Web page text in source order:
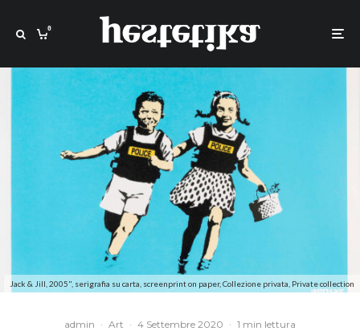
0
Jack & Jill, 2005", serigrafia su carta, screenprint on paper, Collezione privata, Private collection
admin · Art · 4 Settembre 2020 · 1 min lettura